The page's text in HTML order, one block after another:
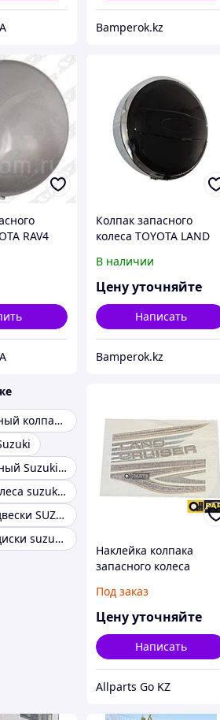
Bamperok.kz
RAV4
Колпак запасного
колеса TOYOTA LAND
В наличии
Цену уточняйте
Написать
Bamperok.kz
Декоративный колпак на колесо диск suzuki
Диск колесный Suzuki Vitara
Ступица колеса suzuki vitara
Рычаги подвески SUZUKI
Колесные диски suzuki grand vitara
Наклейка колпака
запасного колеса
1998 2007
Под заказ
Цену уточняйте
Написать
Allparts Go KZ